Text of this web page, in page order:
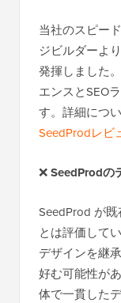
当社のスピー
ジビルダーよ
発揮しました
エンスとSEO
す。詳細につい
SeedProdレビ
❌SeedProdの
SeedProd が
とは評価して
デザインを継
好む可能性が
体で一貫した